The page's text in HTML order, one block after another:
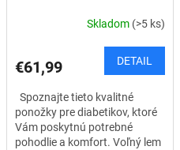
A
R
M
O
Skladom (>5 ks)
€61,99 DETAIL
Spoznajte tieto kvalitné
ponožky pre diabetikov, ktoré
Vám poskytnú potrebné
pohodlie a komfort. Voľný lem